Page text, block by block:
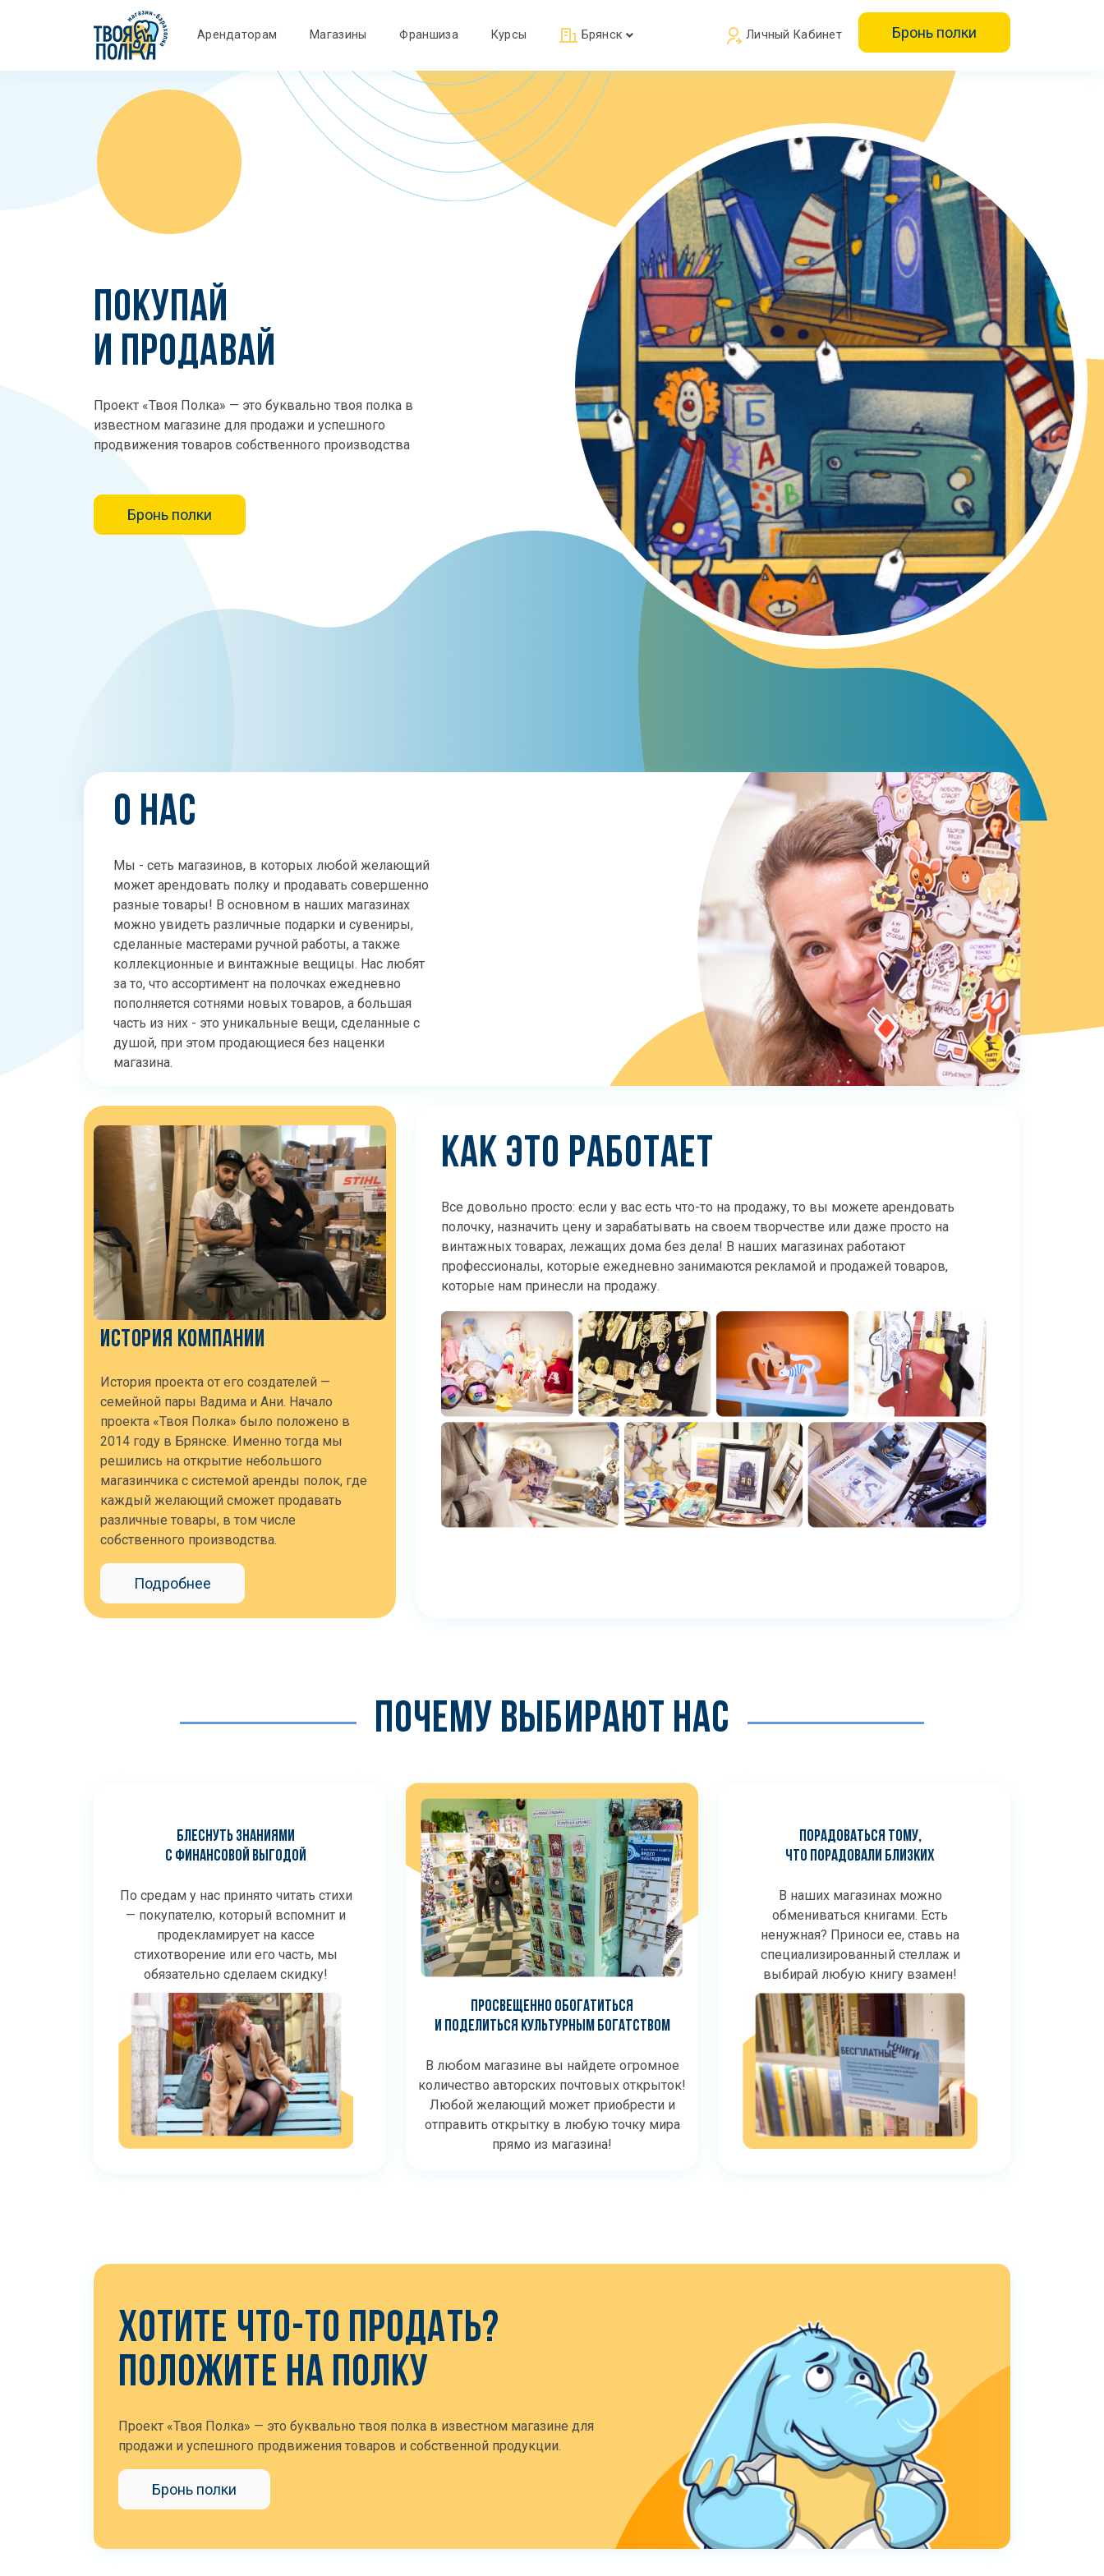
Арендаторам Магазины Франшиза Курсы Брянск Личный Кабинет Бронь полки
ПОКУПАЙ
И ПРОДАВАЙ
Проект «Твоя Полка» — это буквально твоя полка в
известном магазине для продажи и успешного
продвижения товаров собственного производства
Бронь полки
О НАС
Мы - сеть магазинов, в которых любой желающий
может арендовать полку и продавать совершенно
разные товары! В основном в наших магазинах
можно увидеть различные подарки и сувениры,
сделанные мастерами ручной работы, а также
коллекционные и винтажные вещицы. Нас любят
за то, что ассортимент на полочках ежедневно
пополняется сотнями новых товаров, а большая
часть из них - это уникальные вещи, сделанные с
душой, при этом продающиеся без наценки
магазина.
ИСТОРИЯ КОМПАНИИ
История проекта от его создателей —
семейной пары Вадима и Ани. Начало
проекта «Твоя Полка» было положено в
2014 году в Брянске. Именно тогда мы
решились на открытие небольшого
магазинчика с системой аренды полок, где
каждый желающий сможет продавать
различные товары, в том числе
собственного производства.
Подробнее
КАК ЭТО РАБОТАЕТ
Все довольно просто: если у вас есть что-то на продажу, то вы можете арендовать
полочку, назначить цену и зарабатывать на своем творчестве или даже просто на
винтажных товарах, лежащих дома без дела! В наших магазинах работают
профессионалы, которые ежедневно занимаются рекламой и продажей товаров,
которые нам принесли на продажу.
ПОЧЕМУ ВЫБИРАЮТ НАС
БЛЕСНУТЬ ЗНАНИЯМИ
С ФИНАНСОВОЙ ВЫГОДОЙ
По средам у нас принято читать стихи
— покупателю, который вспомнит и
продекламирует на кассе
стихотворение или его часть, мы
обязательно сделаем скидку!
ПРОСВЕЩЕННО ОБОГАТИТЬСЯ
И ПОДЕЛИТЬСЯ КУЛЬТУРНЫМ БОГАТСТВОМ
В любом магазине вы найдете огромное
количество авторских почтовых открыток!
Любой желающий может приобрести и
отправить открытку в любую точку мира
прямо из магазина!
ПОРАДОВАТЬСЯ ТОМУ,
ЧТО ПОРАДОВАЛИ БЛИЗКИХ
В наших магазинах можно
обмениваться книгами. Есть
ненужная? Приноси ее, ставь на
специализированный стеллаж и
выбирай любую книгу взамен!
ХОТИТЕ ЧТО-ТО ПРОДАТЬ?
ПОЛОЖИТЕ НА ПОЛКУ
Проект «Твоя Полка» — это буквально твоя полка в известном магазине для
продажи и успешного продвижения товаров и собственной продукции.
Бронь полки